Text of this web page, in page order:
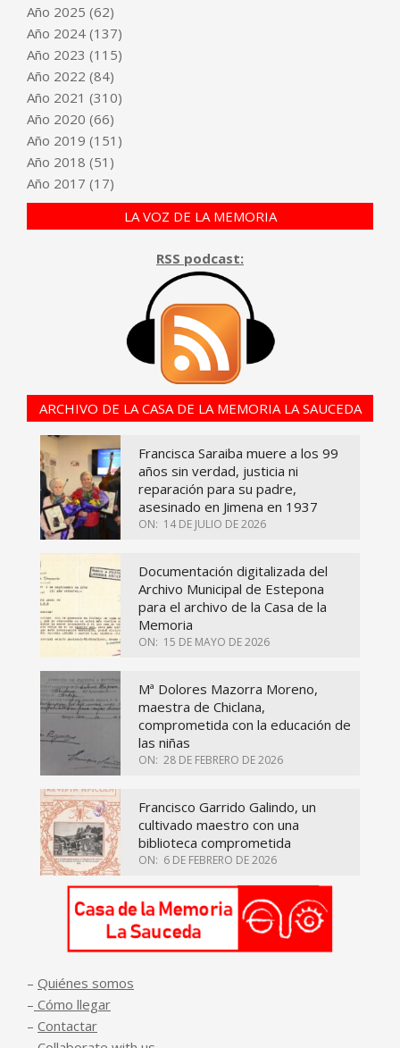
Año 2025 (62)
Año 2024 (137)
Año 2023 (115)
Año 2022 (84)
Año 2021 (310)
Año 2020 (66)
Año 2019 (151)
Año 2018 (51)
Año 2017 (17)
LA VOZ DE LA MEMORIA
RSS podcast:
ARCHIVO DE LA CASA DE LA MEMORIA LA SAUCEDA
Francisca Saraiba muere a los 99
años sin verdad, justicia ni
reparación para su padre,
asesinado en Jimena en 1937
ON: 14 DE JULIO DE 2026
Documentación digitalizada del
Archivo Municipal de Estepona
para el archivo de la Casa de la
Memoria
ON: 15 DE MAYO DE 2026
Mª Dolores Mazorra Moreno,
maestra de Chiclana,
comprometida con la educación de
las niñas
ON: 28 DE FEBRERO DE 2026
Francisco Garrido Galindo, un
cultivado maestro con una
biblioteca comprometida
ON: 6 DE FEBRERO DE 2026
– Quiénes somos
– Cómo llegar
– Contactar